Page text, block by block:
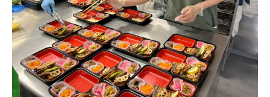
プ
と
し
て
行
っ